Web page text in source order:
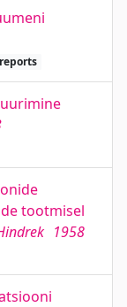
tootmisel
1958